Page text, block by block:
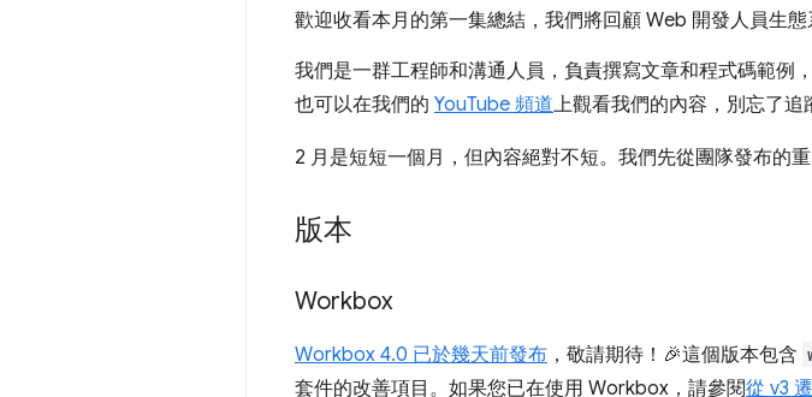
歡迎收看本月的第一集總結，我們將回顧 Web 開發人員生
我們是一群工程師和溝通人員，負責撰寫文章和程式碼範例
也可以在我們的 YouTube 頻道上觀看我們的內容，別忘了追
2 月是短短一個月，但內容絕對不短。我們先從團隊發布的重
版本
Workbox
Workbox 4.0 已於幾天前發布 ，敬請期待！🎉這個版本包含
套件的改善項目。如果您已在使用 Workbox，請參閱從 v3